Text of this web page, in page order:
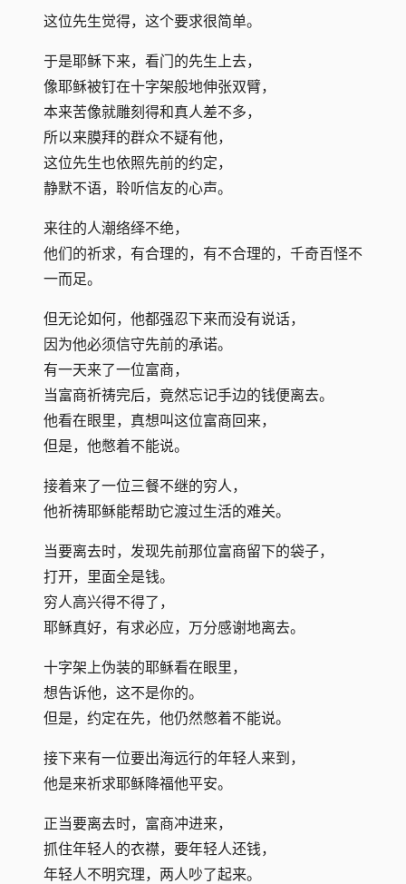
这位先生觉得，这个要求很简单。
于是耶稣下来，看门的先生上去，
像耶稣被钉在十字架般地伸张双臂，
本来苦像就雕刻得和真人差不多，
所以来膜拜的群众不疑有他，
这位先生也依照先前的约定，
静默不语，聆听信友的心声。
来往的人潮络绎不绝，
他们的祈求，有合理的，有不合理的，千奇百怪不
一而足。
但无论如何，他都强忍下来而没有说话，
因为他必须信守先前的承诺。
有一天来了一位富商，
当富商祈祷完后，竟然忘记手边的钱便离去。
他看在眼里，真想叫这位富商回来，
但是，他憋着不能说。
接着来了一位三餐不继的穷人，
他祈祷耶稣能帮助它渡过生活的难关。
当要离去时，发现先前那位富商留下的袋子，
打开，里面全是钱。
穷人高兴得不得了，
耶稣真好，有求必应，万分感谢地离去。
十字架上伪装的耶稣看在眼里，
想告诉他，这不是你的。
但是，约定在先，他仍然憋着不能说。
接下来有一位要出海远行的年轻人来到，
他是来祈求耶稣降福他平安。
正当要离去时，富商冲进来，
抓住年轻人的衣襟，要年轻人还钱，
年轻人不明究理，两人吵了起来。